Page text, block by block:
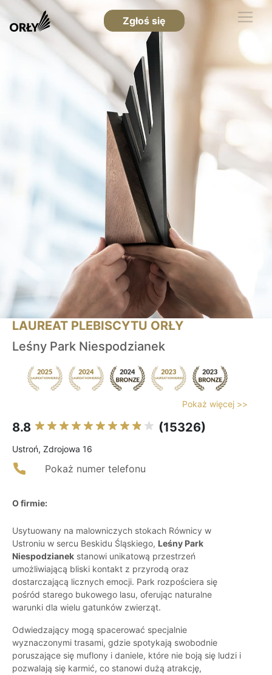
Zgłoś się
LAUREAT PLEBISCYTU ORŁY
Leśny Park Niespodzianek
Pokaż więcej >>
8.8 (15326)
Ustroń, Zdrojowa 16
Pokaż numer telefonu
O firmie:
Usytuowany na malowniczych stokach Równicy w
Ustroniu w sercu Beskidu Śląskiego, Leśny Park
Niespodzianek stanowi unikatową przestrzeń
umożliwiającą bliski kontakt z przyrodą oraz
dostarczającą licznych emocji. Park rozpościera się
pośród starego bukowego lasu, oferując naturalne
warunki dla wielu gatunków zwierząt.
Odwiedzający mogą spacerować specjalnie
wyznaczonymi trasami, gdzie spotykają swobodnie
poruszające się muflony i daniele, które nie boją się ludzi i
pozwalają się karmić, co stanowi dużą atrakcję,